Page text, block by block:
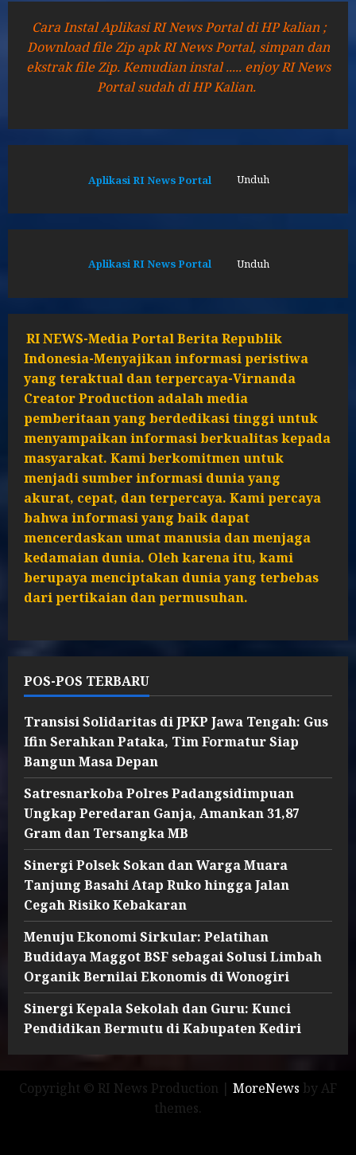
Cara Instal Aplikasi RI News Portal di HP kalian ;
Download file Zip apk RI News Portal, simpan dan
ekstrak file Zip. Kemudian instal ..... enjoy RI News
Portal sudah di HP Kalian.
Aplikasi RI News Portal Unduh
Aplikasi RI News Portal Unduh
RI NEWS-Media Portal Berita Republik
Indonesia-Menyajikan informasi peristiwa
yang teraktual dan terpercaya-Virnanda
Creator Production adalah media
pemberitaan yang berdedikasi tinggi untuk
menyampaikan informasi berkualitas kepada
masyarakat. Kami berkomitmen untuk
menjadi sumber informasi dunia yang
akurat, cepat, dan terpercaya. Kami percaya
bahwa informasi yang baik dapat
mencerdaskan umat manusia dan menjaga
kedamaian dunia. Oleh karena itu, kami
berupaya menciptakan dunia yang terbebas
dari pertikaian dan permusuhan.
POS-POS TERBARU
Transisi Solidaritas di JPKP Jawa Tengah: Gus
Ifin Serahkan Pataka, Tim Formatur Siap
Bangun Masa Depan
Satresnarkoba Polres Padangsidimpuan
Ungkap Peredaran Ganja, Amankan 31,87
Gram dan Tersangka MB
Sinergi Polsek Sokan dan Warga Muara
Tanjung Basahi Atap Ruko hingga Jalan
Cegah Risiko Kebakaran
Menuju Ekonomi Sirkular: Pelatihan
Budidaya Maggot BSF sebagai Solusi Limbah
Organik Bernilai Ekonomis di Wonogiri
Sinergi Kepala Sekolah dan Guru: Kunci
Pendidikan Bermutu di Kabupaten Kediri
Copyright © RI News Production | MoreNews by AF
themes.